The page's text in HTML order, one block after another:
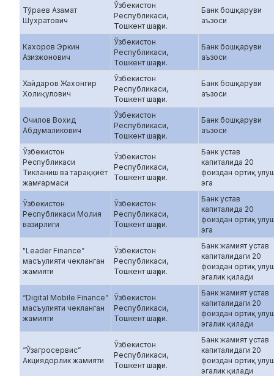
Тўраев Азамат
Шухратович
Ўзбекистон
Республикаси,
Тошкент шаҳри.
Банк бошқаруви
аъзоси
Кахоров Эркин
Азизжонович
Ўзбекистон
Республикаси,
Тошкент шаҳри.
Банк бошқаруви
аъзоси
Хайдаров Жахонгир
Холиқулович
Ўзбекистон
Республикаси,
Тошкент шаҳри.
Банк бошқаруви
аъзоси
Очилов Вохид
Абдумаликович
Ўзбекистон
Республикаси,
Тошкент шаҳри.
Банк бошқаруви
аъзоси
Ўзбекистон
Республикаси
Тикланиш ва тараққиёт
жамғармаси
Ўзбекистон
Республикаси,
Тошкент шаҳри.
Банк устав
капиталида 20
фоиздан ортиқ
эга
Ўзбекистон
Республикаси Молия
вазирлиги
Ўзбекистон
Республикаси,
Тошкент шаҳри.
Банк устав
капиталида 20
фоиздан ортиқ
эга
"Leader Finance”
масъулияти чекланган
жамияти
Ўзбекистон
Республикаси,
Тошкент шаҳри.
Банк жамият устав
капиталидаги 20
фоиздан ортиқ
эгалик қилади
“Digital Mobile Finance”
масъулияти чекланган
жамияти
Ўзбекистон
Республикаси,
Тошкент шаҳри.
Банк жамият устав
капиталидаги 20
фоиздан ортиқ
эгалик қилади
“Ўзагросервис”
Акциядорлик жамияти
Ўзбекистон
Республикаси,
Тошкент шаҳри.
Банк жамият устав
капиталидаги 20
фоиздан ортиқ
эгалик қилади